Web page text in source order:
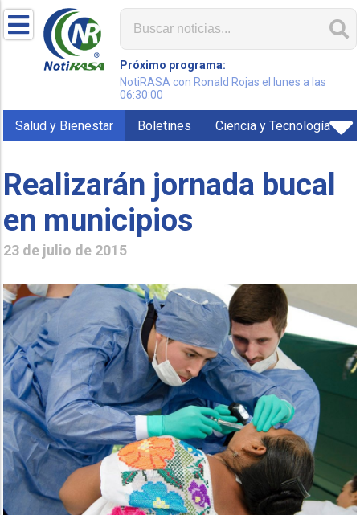
Próximo programa:
NotiRASA con Ronald Rojas el lunes a las
06:30:00
Salud y Bienestar Boletines Ciencia y Tecnología
Realizarán jornada bucal
en municipios
23 de julio de 2015